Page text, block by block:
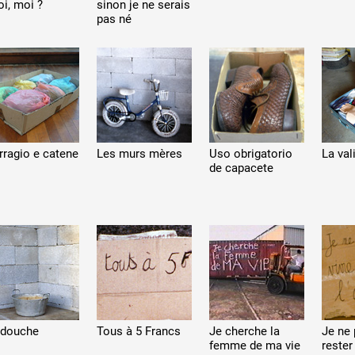
moi ?
sinon je ne serais
pas né
e catene Les murs mères
Uso obrigatorio
de capacete
La
Tous à 5 Francs
Je cherche la
femme de ma vie
Je ne